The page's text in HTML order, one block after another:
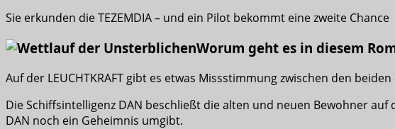
Sie erkunden die TEZEMDIA – und ein Pilot bekommt eine zweite Chance
Worum geht es in diesem
Auf der LEUCHTKRAFT gibt es etwas Missstimmung zwischen den
Die Schiffsintelligenz DAN beschließt die alten und neuen Bewohner
DAN noch ein Geheimnis umgibt.